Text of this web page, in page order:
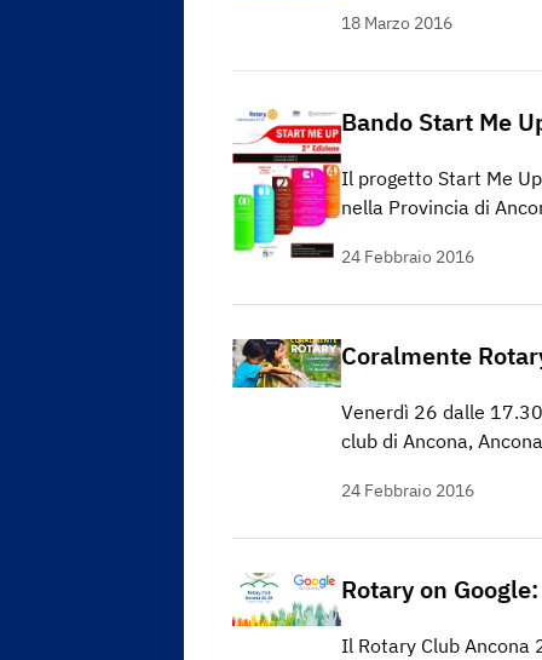
18 Marzo 2016
Bando Start Me
Il progetto Start Me
nella Provincia di
24 Febbraio 2016
Coralmente
Venerdì 26 dalle
club di Ancona,
24 Febbraio 2016
Rotary on
Il Rotary Club